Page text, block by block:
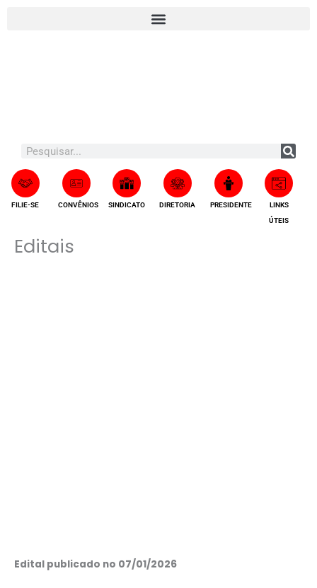
Search
FILIE-SE CONVÊNIOS SINDICATO DIRETORIA PRESIDENTE
LINKS
ÚTEIS
Editais
Edital publicado no 07/01/2026